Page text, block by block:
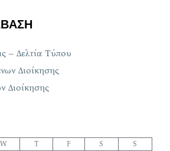
– Δελτία Τύπου
Διοίκησης
Διοίκησης
W T F S S